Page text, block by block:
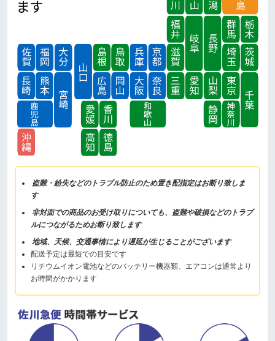
盗難・紛失などのトラブル防止のため置き配指定はお断り致しま
す
非対面での商品のお受け取りについても、盗難や破損などのトラブ
ルにつながるためお断り致します
地域、天候、交通事情により遅延が生じることがございます
配送予定は最短での目安です
リチウムイオン電池などのバッテリー機器類、エアコンは通常より
お時間がかかります